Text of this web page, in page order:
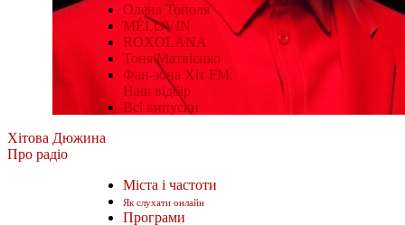
Олена Тополя
MÉLOVIN
ROXOLANA
Тоня Матвієнко
Фан-зона Хіт FM.
Наш відбір
Всі випуски
Хітова Дюжина
Про радіо
Міста і частоти
Як слухати онлайн
Програми